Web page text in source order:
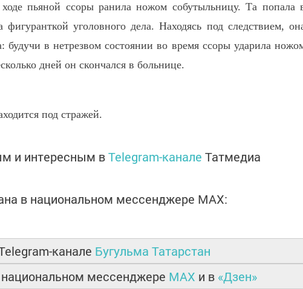
пьяной ссоры ранила ножом собутыльницу. Та попала
фигуранткой уголовного дела. Находясь под следствием,
будучи в нетрезвом состоянии во время ссоры ударила
дней он скончался в больнице.
под стражей.
и интересным вTelegram-канале Татмедиа
в национальном мессенджере MАХ:
канале Бугульма Татарстан
мессенджере MAX и в «Дзен»